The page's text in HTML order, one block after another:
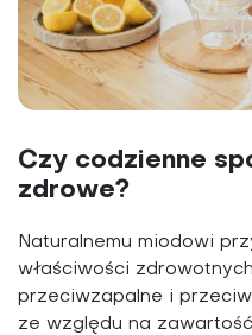
Czy codzienne
zdrowe?
Naturalnemu miodowi
właściwości
przeciwzapalne i
ze względu na